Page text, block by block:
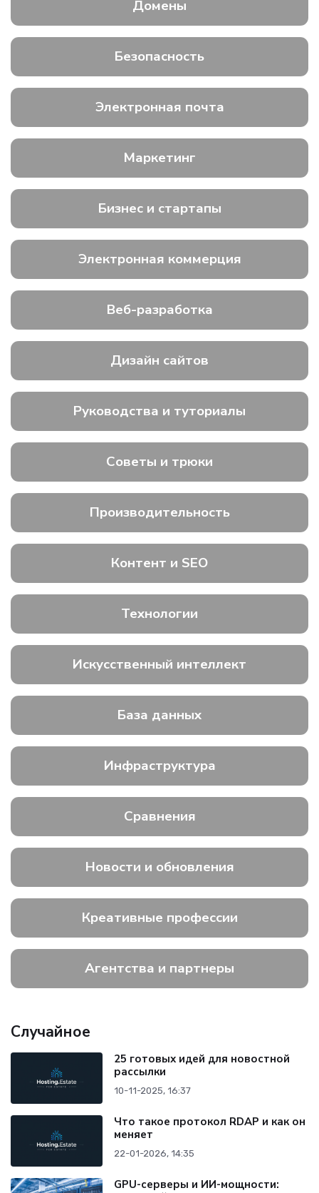
Домены
Безопасность
Электронная почта
Маркетинг
Бизнес и стартапы
Электронная коммерция
Веб-разработка
Дизайн сайтов
Руководства и туториалы
Советы и трюки
Производительность
Контент и SEO
Технологии
Искусственный интеллект
База данных
Инфраструктура
Сравнения
Новости и обновления
Креативные профессии
Агентства и партнеры
Случайное
25 готовых идей для новостной
рассылки
10-11-2025, 16:37
Что такое протокол RDAP и как он
меняет
22-01-2026, 14:35
GPU-серверы и ИИ-мощности: